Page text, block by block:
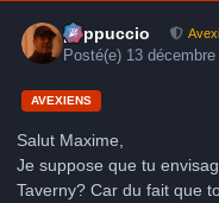
peppuccio
Posté(e) 13 décembre
AVEXIENS
Salut Maxime,
Je suppose que tu
Taverny? Car du fait que